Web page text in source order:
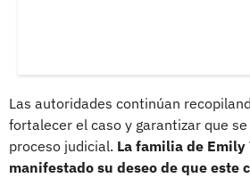
Las autoridades continúan
fortalecer el caso y garantizar que
proceso judicial. La familia de
manifestado su deseo de que este